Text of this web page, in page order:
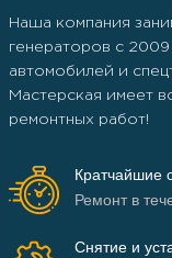
Наша компания
генераторов c 2009
автомобилей и
Мастерская имеет
ремонтных работ!
Кратчайшие
Ремонт в
Снятие и